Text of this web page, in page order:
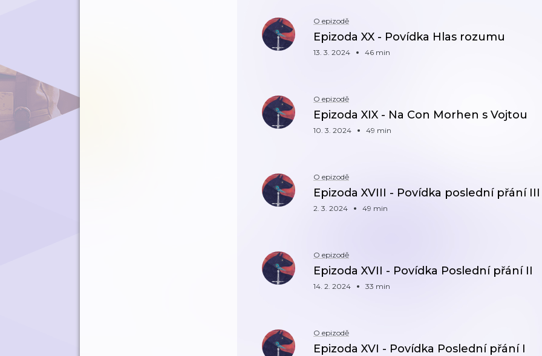
O epizodě
Epizoda XX - Povídka Hlas rozumu
13. 3. 2024 46 min
O epizodě
Epizoda XIX - Na Con Morhen s Vojtou
10. 3. 2024 49 min
O epizodě
Epizoda XVIII - Povídka poslední přání III
2. 3. 2024 49 min
O epizodě
Epizoda XVII - Povídka Poslední přání II
14. 2. 2024 33 min
O epizodě
Epizoda XVI - Povídka Poslední přání I